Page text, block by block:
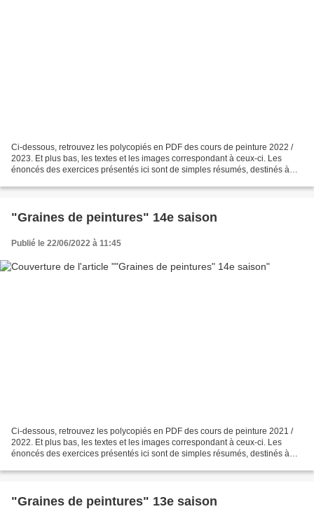
Ci-dessous, retrouvez les polycopiés en PDF des cours de peinture 2022 /
2023. Et plus bas, les textes et les images correspondant à ceux-ci. Les
énoncés des exercices présentés ici sont de simples résumés, destinés à
"Graines de peintures" 14e saison
Publié le 22/06/2022 à 11:45
Ci-dessous, retrouvez les polycopiés en PDF des cours de peinture 2021 /
2022. Et plus bas, les textes et les images correspondant à ceux-ci. Les
énoncés des exercices présentés ici sont de simples résumés, destinés à
"Graines de peintures" 13e saison